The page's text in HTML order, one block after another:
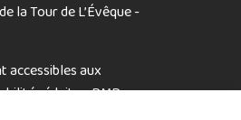
la Tour de L’Évêque -
accessibles aux
réduite - PMR